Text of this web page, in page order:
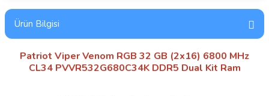
Ürün Bilgisi
Patriot Viper Venom RGB 32 GB (2x16) 6800 MHz
CL34 PVVR532G680C34K DDR5 Dual Kit Ram